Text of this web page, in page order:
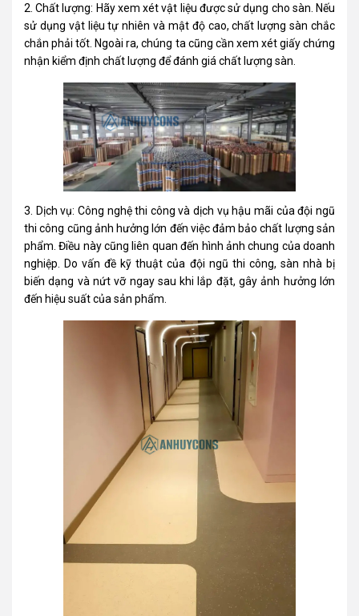
2. Chất lượng: Hãy xem xét vật liệu được sử dụng cho sàn. Nếu
sử dụng vật liệu tự nhiên và mật độ cao, chất lượng sàn chắc
chắn phải tốt. Ngoài ra, chúng ta cũng cần xem xét giấy chứng
nhận kiểm định chất lượng để đánh giá chất lượng sàn.
3. Dịch vụ: Công nghệ thi công và dịch vụ hậu mãi của đội ngũ
thi công cũng ảnh hưởng lớn đến việc đảm bảo chất lượng sản
phẩm. Điều này cũng liên quan đến hình ảnh chung của doanh
nghiệp. Do vấn đề kỹ thuật của đội ngũ thi công, sàn nhà bị
biến dạng và nứt vỡ ngay sau khi lắp đặt, gây ảnh hưởng lớn
đến hiệu suất của sản phẩm.